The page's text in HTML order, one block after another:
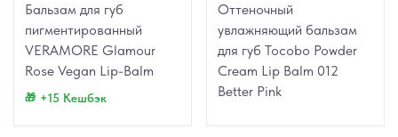
Бальзам для губ
пигментированный
VERAMORE Glamour
Rose Vegan Lip-Balm
+15 Кешбэк
Оттеночный
увлажняющий бальзам
для губ Tocobo Powder
Cream Lip Balm 012
Better Pink